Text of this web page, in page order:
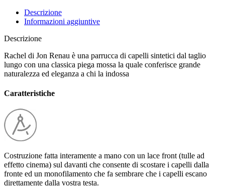
Descrizione
Informazioni aggiuntive
Descrizione
Rachel di Jon Renau è una parrucca di capelli sintetici dal taglio
lungo con una classica piega mossa la quale conferisce grande
naturalezza ed eleganza a chi la indossa
Caratteristiche
Costruzione fatta interamente a mano con un lace front (tulle ad
effetto cinema) sul davanti che consente di scostare i capelli dalla
fronte ed un monofilamento che fa sembrare che i capelli escano
direttamente dalla vostra testa.